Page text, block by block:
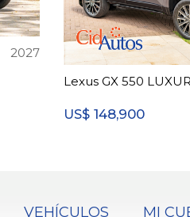
2027
Lexus GX 550
US$ 148,900
VEHÍCULOS MI